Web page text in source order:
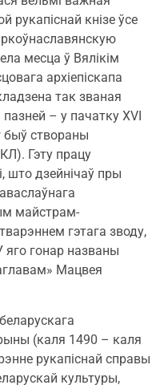
рукапіснай кнізе ўсе
месца ў Вялікім
архіепіскапа
так званая
пазней – у пачатку XVI
быў створаны
Гэту працу
што дзейнічаў пры
майстрам-
гэтага зводу,
гонар названы
Мацвея
(каля 1490 – каля
рукапіснай справы
культуры,